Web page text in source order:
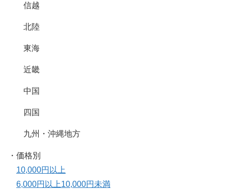
信越
北陸
東海
近畿
中国
四国
九州・沖縄地方
・価格別
10,000円以上
6,000円以上10,000円未満